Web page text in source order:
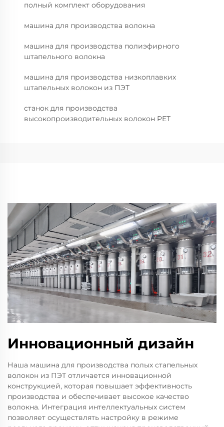
полный комплект оборудования
машина для производства волокна
машина для производства полиэфирного
штапельного волокна
машина для производства низкоплавких
штапельных волокон из ПЭТ
станок для производства
высокопроизводительных волокон PET
Инновационный дизайн
Наша машина для производства полых стапельных
волокон из ПЭТ отличается инновационной
конструкцией, которая повышает эффективность
производства и обеспечивает высокое качество
волокна. Интеграция интеллектуальных систем
позволяет осуществлять настройку в режиме